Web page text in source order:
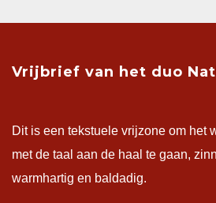
Vrijbrief van het duo
Dit is een tekstuele vrijzone om het
met de taal aan de haal te gaan,
warmhartig en baldadig.